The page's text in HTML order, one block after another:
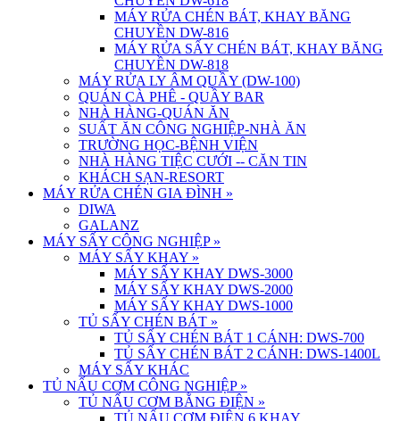
MÁY RỬA CHÉN BÁT, KHAY BĂNG
CHUYỀN DW-816
MÁY RỬA SẤY CHÉN BÁT, KHAY BĂNG
CHUYỀN DW-818
MÁY RỬA LY ÂM QUẦY (DW-100)
QUÁN CÀ PHÊ - QUẦY BAR
NHÀ HÀNG-QUÁN ĂN
SUẤT ĂN CÔNG NGHIỆP-NHÀ ĂN
TRƯỜNG HỌC-BỆNH VIỆN
NHÀ HÀNG TIỆC CƯỚI -- CĂN TIN
KHÁCH SẠN-RESORT
MÁY RỬA CHÉN GIA ĐÌNH »
DIWA
GALANZ
MÁY SẤY CÔNG NGHIỆP »
MÁY SẤY KHAY »
MÁY SẤY KHAY DWS-3000
MÁY SẤY KHAY DWS-2000
MÁY SẤY KHAY DWS-1000
TỦ SẤY CHÉN BÁT »
TỦ SẤY CHÉN BÁT 1 CÁNH: DWS-700
TỦ SẤY CHÉN BÁT 2 CÁNH: DWS-1400L
MÁY SẤY KHÁC
TỦ NẤU CƠM CÔNG NGHIỆP »
TỦ NẤU CƠM BẰNG ĐIỆN »
TỦ NẤU CƠM ĐIỆN 6 KHAY